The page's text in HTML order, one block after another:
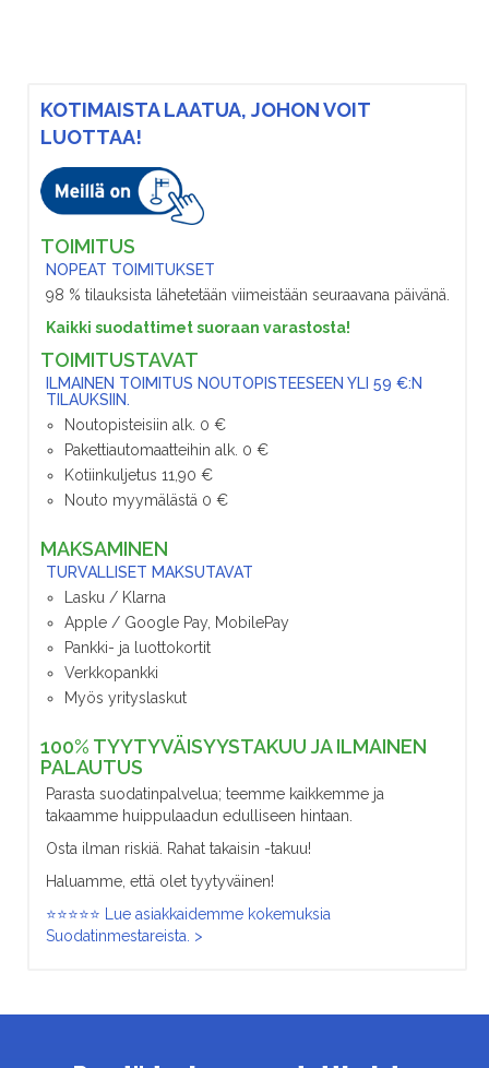
KOTIMAISTA LAATUA, JOHON VOIT
LUOTTAA!
TOIMITUS
NOPEAT TOIMITUKSET
98 % tilauksista lähetetään viimeistään seuraavana päivänä.
Kaikki suodattimet suoraan varastosta!
TOIMITUSTAVAT
ILMAINEN TOIMITUS NOUTOPISTEESEEN YLI 59 €:N
TILAUKSIIN.
Noutopisteisiin alk. 0 €
Pakettiautomaatteihin alk. 0 €
Kotiinkuljetus 11,90 €
Nouto myymälästä 0 €
MAKSAMINEN
TURVALLISET MAKSUTAVAT
Lasku / Klarna
Apple / Google Pay, MobilePay
Pankki- ja luottokortit
Verkkopankki
Myös yrityslaskut
100% TYYTYVÄISYYSTAKUU JA ILMAINEN
PALAUTUS
Parasta suodatinpalvelua; teemme kaikkemme ja
takaamme huippulaadun edulliseen hintaan.
Osta ilman riskiä. Rahat takaisin -takuu!
Haluamme, että olet tyytyväinen!
⭐⭐⭐⭐⭐ Lue asiakkaidemme kokemuksia
Suodatinmestareista. >